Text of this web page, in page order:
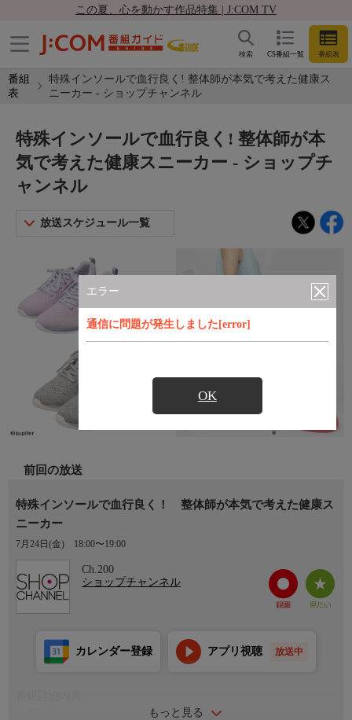
この夏、心を動かす作品特集 | J:COM TV
CS番組一覧 番組表
検索
番組
表
特殊インソールで血行良く! 整体師が本気で考えた健康ス
ニーカー - ショップチャンネル
エラー
通信に問題が発生しました[error]
OK
特殊インソールで血行良く! 整体師が本
気で考えた健康スニーカー - ショップチ
ャンネル
放送スケジュール一覧
前回の放送
特殊インソールで血行良く！ 整体師が本気で考えた健康ス
ニーカー
7月24日(金) 18:00〜19:00
Ch.200
ショップチャンネル
もっと見る
カレンダー登録 アプリ視聴 放送中